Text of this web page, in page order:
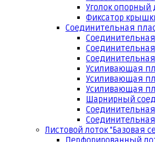
Уголок опорный
Фиксатор
Соединительная
Усиливающая
Усиливающая
Усиливающая
Шарнирный
Листовой лоток "Базовая